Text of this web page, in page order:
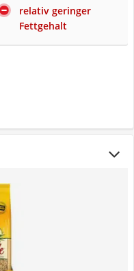
relativ geringer
Fettgehalt